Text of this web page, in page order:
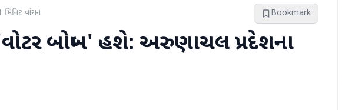
મિનિટ વાંચન Bookmark
બોમ્બ' હશે: અરુણાચલ પ્રદેશના